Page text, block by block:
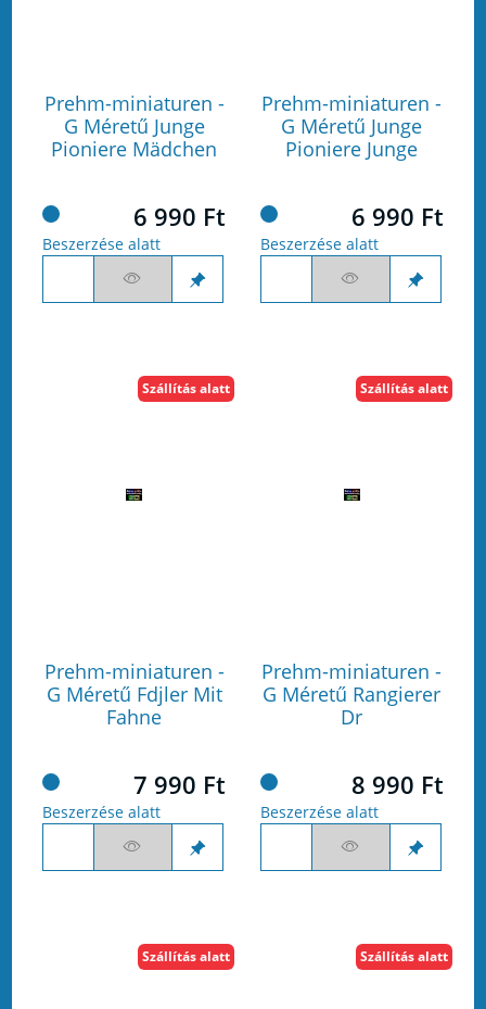
Prehm-miniaturen -
G Méretű Junge
Pioniere Mädchen
6 990 Ft
Beszerzése alatt
Prehm-miniaturen -
G Méretű Junge
Pioniere Junge
6 990 Ft
Beszerzése alatt
Prehm-miniaturen -
G Méretű Fdjler Mit
Fahne
Szállítás alatt
7 990 Ft
Beszerzése alatt
Prehm-miniaturen -
G Méretű Rangierer
Dr
Szállítás alatt
8 990 Ft
Beszerzése alatt
Szállítás alatt Szállítás alatt